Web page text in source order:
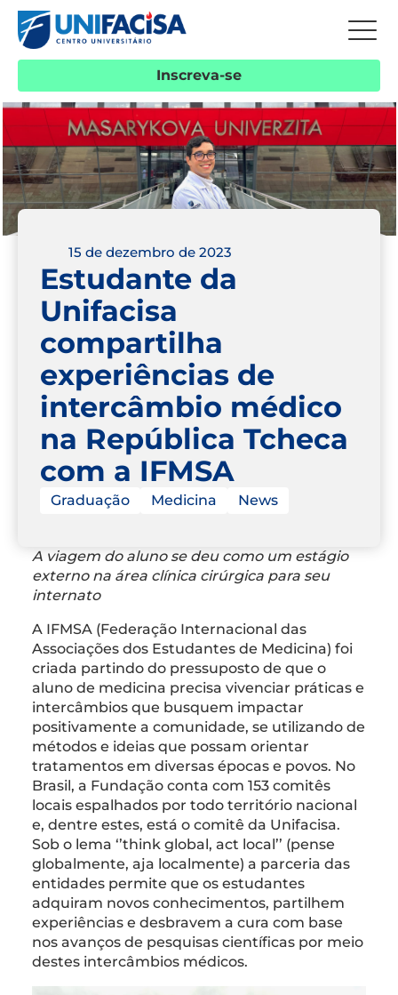
Inscreva-se
15 de dezembro de 2023
Estudante da
Unifacisa
compartilha
experiências de
intercâmbio médico
na República Tcheca
com a IFMSA
Graduação Medicina News
A viagem do aluno se deu como um estágio
externo na área clínica cirúrgica para seu
internato
A IFMSA (Federação Internacional das
Associações dos Estudantes de Medicina) foi
criada partindo do pressuposto de que o
aluno de medicina precisa vivenciar práticas e
intercâmbios que busquem impactar
positivamente a comunidade, se utilizando de
métodos e ideias que possam orientar
tratamentos em diversas épocas e povos. No
Brasil, a Fundação conta com 153 comitês
locais espalhados por todo território nacional
e, dentre estes, está o comitê da Unifacisa.
Sob o lema ‘’think global, act local’’ (pense
globalmente, aja localmente) a parceria das
entidades permite que os estudantes
adquiram novos conhecimentos, partilhem
experiências e desbravem a cura com base
nos avanços de pesquisas científicas por meio
destes intercâmbios médicos.